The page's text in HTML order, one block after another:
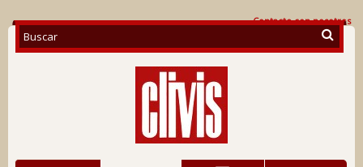
Contacte con nosotros